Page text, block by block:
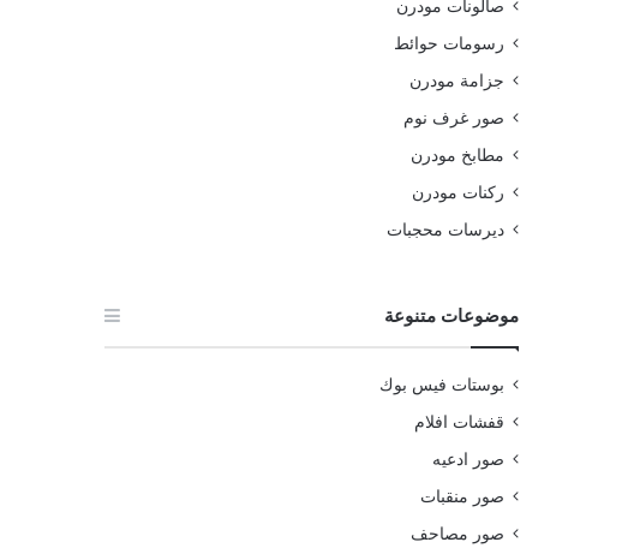
صالونات مودرن
رسومات حوائط
جزامة مودرن
صور غرف نوم
مطابخ مودرن
ركنات مودرن
ديرسات محجبات
موضوعات متنوعة
بوستات فيس بوك
قفشات افلام
صور ادعيه
صور منقبات
صور مصاحف